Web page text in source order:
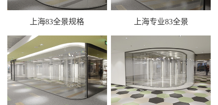
上海83全景规格 上海专业83全景